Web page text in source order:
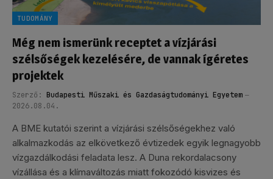
TUDOMÁNY
Még nem ismerünk receptet a vízjárási
szélsőségek kezelésére, de vannak ígéretes
projektek
Szerző: Budapesti Műszaki és Gazdaságtudományi Egyetem
2026.08.04.
A BME kutatói szerint a vízjárási szélsőségekhez való
alkalmazkodás az elkövetkező évtizedek egyik legnagyobb
vízgazdálkodási feladata lesz. A Duna rekordalacsony
vízállása és a klímaváltozás miatt fokozódó kisvizes és